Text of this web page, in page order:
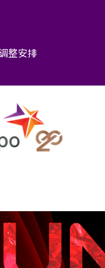
整安排